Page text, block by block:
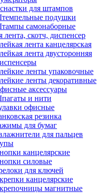
для штампов
подушки
самонаборные
лента, скотч, диспенсер
лента канцелярская
лента двусторонняя
ленты упаковочные
ленты декоративные
аксессуары
и нити
офисные
резинка
для бумаг
для пальцев
канцелярские
силовые
для ключей
канцелярские
магнитные